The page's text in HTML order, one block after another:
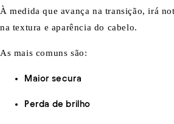
À medida que avança na transição, irá
na textura e aparência do cabelo.
As mais comuns são:
Maior secura
Perda de brilho